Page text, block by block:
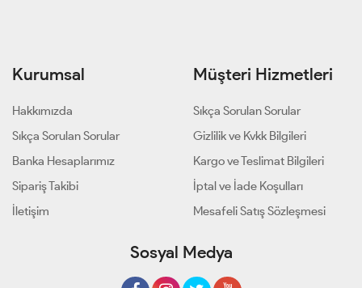
Kurumsal
Hakkımızda
Sıkça Sorulan Sorular
Banka Hesaplarımız
Sipariş Takibi
İletişim
Müşteri Hizmetleri
Sıkça Sorulan Sorular
Gizlilik ve Kvkk Bilgileri
Kargo ve Teslimat Bilgileri
İptal ve İade Koşulları
Mesafeli Satış Sözleşmesi
Sosyal Medya